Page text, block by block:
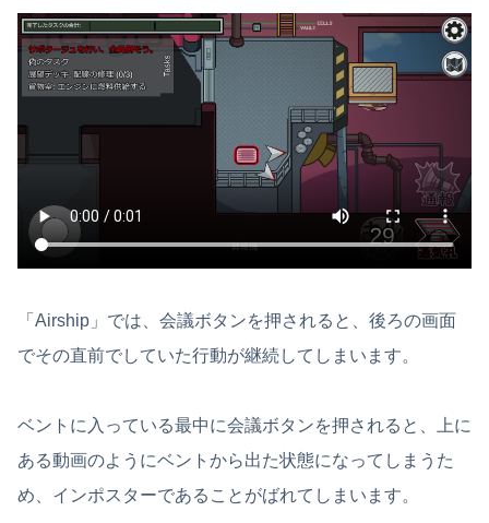
「Airship」では、会議ボタンを押されると、後ろの画面
でその直前でしていた行動が継続してしまいます。
ベントに入っている最中に会議ボタンを押されると、上に
ある動画のようにベントから出た状態になってしまうた
め、インポスターであることがばれてしまいます。